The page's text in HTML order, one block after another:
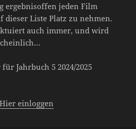
ergebnisoffen jeden Film
dieser Liste Platz zu nehmen.
auch immer, und wird
Jahrbuch 5 2024/2025
Hier einloggen